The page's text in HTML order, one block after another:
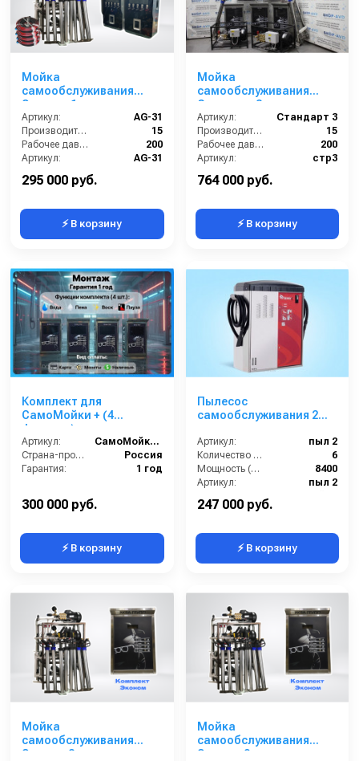
Мойка
самообслуживания
Элеганс 1 пост
Артикул:
AG-31
Производительность (л/мин):
15
Рабочее давление (бар):
200
Артикул:
AG-31
295 000 руб.
⚡ В корзину
Мойка
самообслуживания
Стандарт 3 поста
Артикул:
Стандарт 3
Производительность (л/мин):
15
Рабочее давление (бар):
200
Артикул:
стр3
764 000 руб.
⚡ В корзину
Комплект для
СамоМойки + (4
функции)
Артикул:
СамоМойки + (4 функции)
Страна-производитель:
Россия
Гарантия:
1 год
300 000 руб.
⚡ В корзину
Пылесос
самообслуживания 2
Артикул:
пыл 2
Количество турбин (шт):
6
Мощность (Вт):
8400
Артикул:
пыл 2
247 000 руб.
⚡ В корзину
Мойка
самообслуживания
Эконом 8 постов
Мойка
самообслуживания
Эконом 9 постов